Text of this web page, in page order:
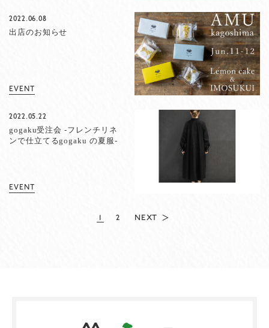
2022.06.08
出店のお知らせ
EVENT
2022.05.22
gogaku受注会 -フレンチリネ
ンで仕立てるgogaku の夏服-
EVENT
1 2 NEXT ＞